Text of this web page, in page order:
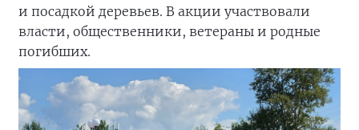
и посадкой деревьев. В акции участвовали
власти, общественники, ветераны и родные
погибших.